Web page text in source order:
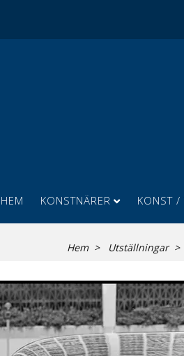
HEM KONSTNÄRER KONST /
Hem Utställningar